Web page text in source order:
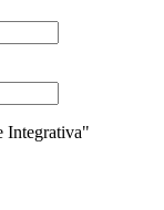
Integrativa"